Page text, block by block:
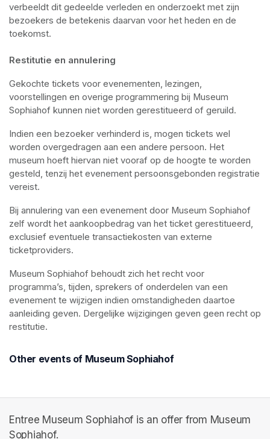
verbeeldt dit gedeelde verleden en onderzoekt met zijn
bezoekers de betekenis daarvan voor het heden en de
toekomst.
Restitutie en annulering
Gekochte tickets voor evenementen, lezingen,
voorstellingen en overige programmering bij Museum
Sophiahof kunnen niet worden gerestitueerd of geruild.
Indien een bezoeker verhinderd is, mogen tickets wel
worden overgedragen aan een andere persoon. Het
museum hoeft hiervan niet vooraf op de hoogte te worden
gesteld, tenzij het evenement persoonsgebonden registratie
vereist.
Bij annulering van een evenement door Museum Sophiahof
zelf wordt het aankoopbedrag van het ticket gerestitueerd,
exclusief eventuele transactiekosten van externe
ticketproviders.
Museum Sophiahof behoudt zich het recht voor
programma’s, tijden, sprekers of onderdelen van een
evenement te wijzigen indien omstandigheden daartoe
aanleiding geven. Dergelijke wijzigingen geven geen recht op
restitutie.
Other events of Museum Sophiahof
Entree Museum Sophiahof is an offer from Museum
Sophiahof.